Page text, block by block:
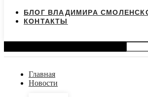
БЛОГ ВЛАДИМИРА
КОНТАКТЫ
Главная
Новости